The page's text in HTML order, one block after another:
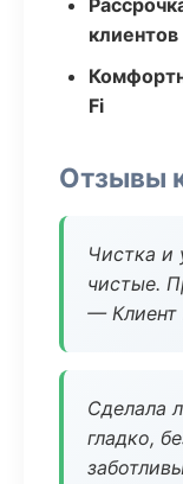
клиентов
Fi
Отзывы
Чистка
чистые.
— Клиент
Сделала
гладко,